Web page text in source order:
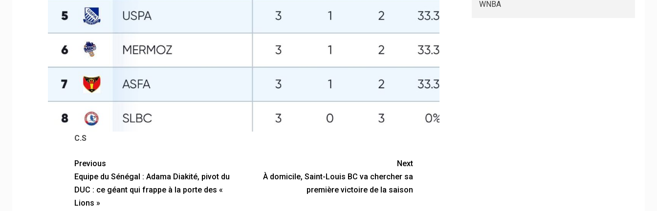
C.S
Previous
Equipe du Sénégal : Adama Diakité, pivot du
DUC : ce géant qui frappe à la porte des «
Lions »
Next
À domicile, Saint-Louis BC va chercher sa
première victoire de la saison
WNBA